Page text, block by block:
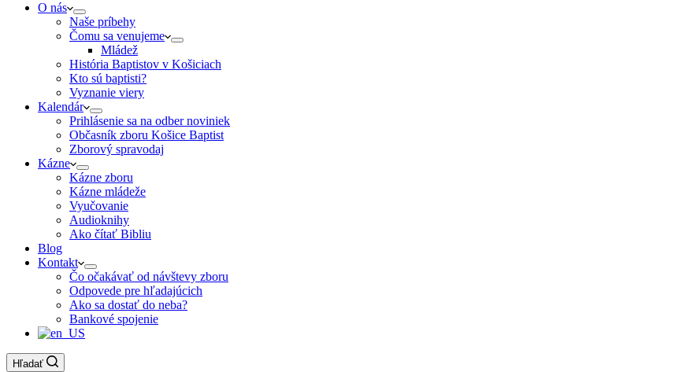
O nás
Naše príbehy
Čomu sa venujeme
Mládež
História Baptistov v Košiciach
Kto sú baptisti?
Vyznanie viery
Kalendár
Prihlásenie sa na odber noviniek
Občasník zboru Košice Baptist
Zborový spravodaj
Kázne
Kázne zboru
Kázne mládeže
Vyučovanie
Audioknihy
Ako čítať Bibliu
Blog
Kontakt
Čo očakávať od návštevy zboru
Odpovede pre hľadajúcich
Ako sa dostať do neba?
Bankové spojenie
Hľadať